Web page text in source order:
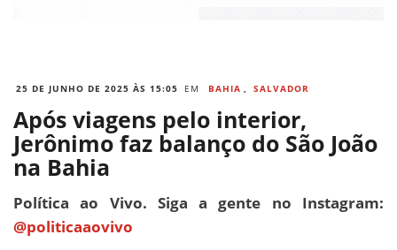
25 DE JUNHO DE 2025 ÀS 15:05 EM BAHIA , SALVADOR
Após viagens pelo interior,
Jerônimo faz balanço do São João
na Bahia
Política ao Vivo. Siga a gente no Instagram:
@politicaaovivo